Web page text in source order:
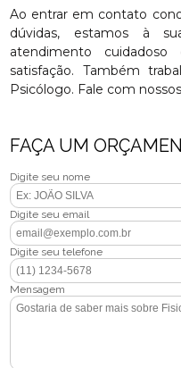
Ao entrar em contato
dúvidas, estamos à
atendimento
satisfação. Também
Psicólogo. Fale com
FAÇA UM
Digite seu nome
Digite seu email
Digite seu telefone
Mensagem